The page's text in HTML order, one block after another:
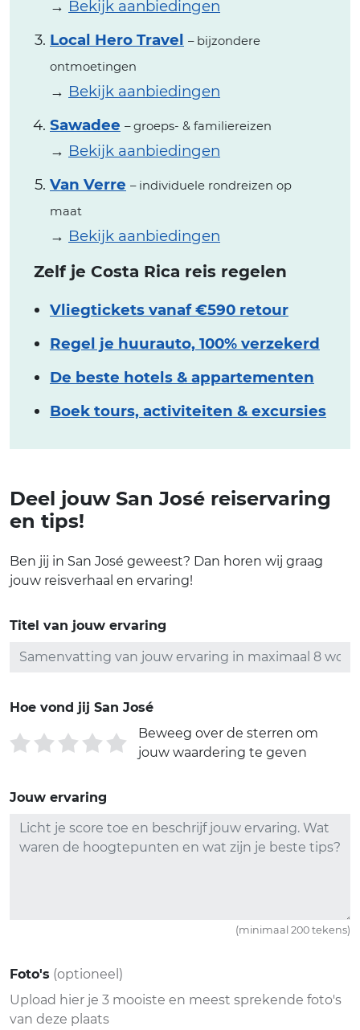
→ Bekijk aanbiedingen
Local Hero Travel – bijzondere
ontmoetingen
→ Bekijk aanbiedingen
Sawadee – groeps- & familiereizen
→ Bekijk aanbiedingen
Van Verre – individuele rondreizen op
maat
→ Bekijk aanbiedingen
Zelf je Costa Rica reis regelen
Vliegtickets vanaf €590 retour
Regel je huurauto, 100% verzekerd
De beste hotels & appartementen
Boek tours, activiteiten & excursies
Deel jouw San José reiservaring
en tips!
Ben jij in San José geweest? Dan horen wij graag
jouw reisverhaal en ervaring!
Titel van jouw ervaring
Hoe vond jij San José
Beweeg over de sterren om
jouw waardering te geven
Jouw ervaring
(minimaal 200 tekens)
Foto's (optioneel)
Upload hier je 3 mooiste en meest sprekende foto's
van deze plaats